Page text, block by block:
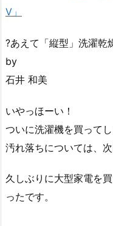
V」
?あえて「縦型」洗濯乾
by
石井 和美
いやっほーい！
ついに洗濯機を買って
汚れ落ちについては、
久しぶりに大型家電を
ったです。